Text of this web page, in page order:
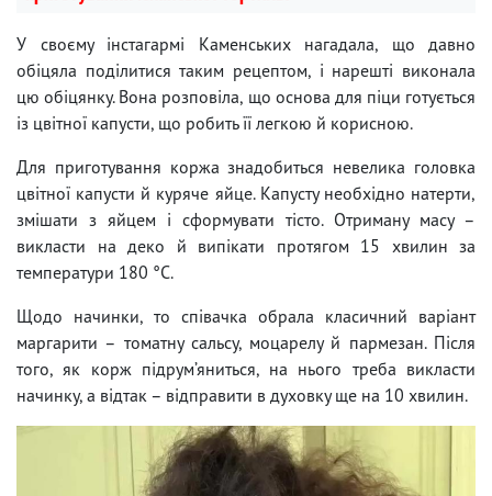
У своєму інстагармі Каменських нагадала, що давно
обіцяла поділитися таким рецептом, і нарешті виконала
цю обіцянку. Вона розповіла, що основа для піци готується
із цвітної капусти, що робить її легкою й корисною.
Для приготування коржа знадобиться невелика головка
цвітної капусти й куряче яйце. Капусту необхідно натерти,
змішати з яйцем і сформувати тісто. Отриману масу –
викласти на деко й випікати протягом 15 хвилин за
температури 180 °C.
Щодо начинки, то співачка обрала класичний варіант
маргарити – томатну сальсу, моцарелу й пармезан. Після
того, як корж підрум’яниться, на нього треба викласти
начинку, а відтак – відправити в духовку ще на 10 хвилин.